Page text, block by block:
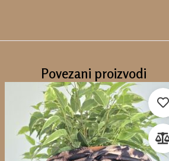
Povezani proizvodi